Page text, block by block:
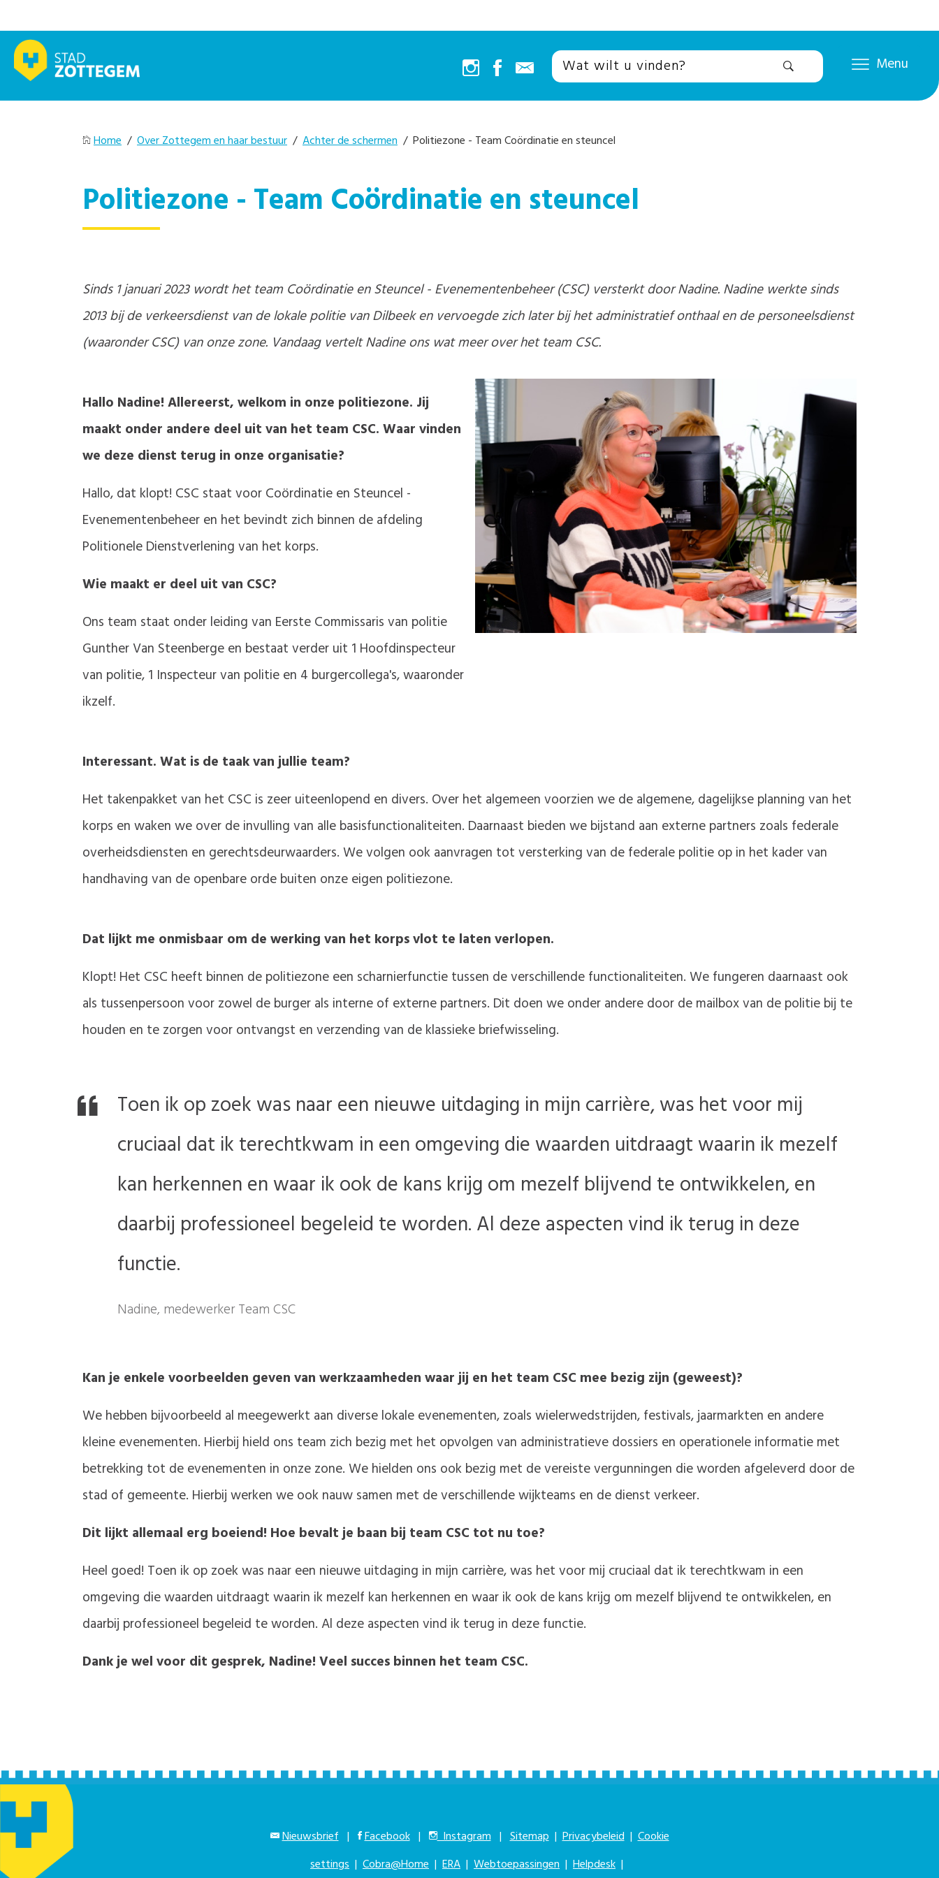
Menu
Home / Over Zottegem en haar bestuur / Achter de schermen / Politiezone - Team Coördinatie en steuncel
Politiezone - Team Coördinatie en steuncel
Sinds 1 januari 2023 wordt het team Coördinatie en Steuncel - Evenementenbeheer (CSC) versterkt door Nadine. Nadine werkte sinds
2013 bij de verkeersdienst van de lokale politie van Dilbeek en vervoegde zich later bij het administratief onthaal en de personeelsdienst
(waaronder CSC) van onze zone. Vandaag vertelt Nadine ons wat meer over het team CSC.
Hallo Nadine! Allereerst, welkom in onze politiezone. Jij
maakt onder andere deel uit van het team CSC. Waar vinden
we deze dienst terug in onze organisatie?
Hallo, dat klopt! CSC staat voor Coördinatie en Steuncel -
Evenementenbeheer en het bevindt zich binnen de afdeling
Politionele Dienstverlening van het korps.
Wie maakt er deel uit van CSC?
Ons team staat onder leiding van Eerste Commissaris van politie
Gunther Van Steenberge en bestaat verder uit 1 Hoofdinspecteur
van politie, 1 Inspecteur van politie en 4 burgercollega's, waaronder
ikzelf.
Interessant. Wat is de taak van jullie team?
Het takenpakket van het CSC is zeer uiteenlopend en divers. Over het algemeen voorzien we de algemene, dagelijkse planning van het
korps en waken we over de invulling van alle basisfunctionaliteiten. Daarnaast bieden we bijstand aan externe partners zoals federale
overheidsdiensten en gerechtsdeurwaarders. We volgen ook aanvragen tot versterking van de federale politie op in het kader van
handhaving van de openbare orde buiten onze eigen politiezone.
Dat lijkt me onmisbaar om de werking van het korps vlot te laten verlopen.
Klopt! Het CSC heeft binnen de politiezone een scharnierfunctie tussen de verschillende functionaliteiten. We fungeren daarnaast ook
als tussenpersoon voor zowel de burger als interne of externe partners. Dit doen we onder andere door de mailbox van de politie bij te
houden en te zorgen voor ontvangst en verzending van de klassieke briefwisseling.
Toen ik op zoek was naar een nieuwe uitdaging in mijn carrière, was het voor mij
cruciaal dat ik terechtkwam in een omgeving die waarden uitdraagt waarin ik mezelf
kan herkennen en waar ik ook de kans krijg om mezelf blijvend te ontwikkelen, en
daarbij professioneel begeleid te worden. Al deze aspecten vind ik terug in deze
functie.
Nadine, medewerker Team CSC
Kan je enkele voorbeelden geven van werkzaamheden waar jij en het team CSC mee bezig zijn (geweest)?
We hebben bijvoorbeeld al meegewerkt aan diverse lokale evenementen, zoals wielerwedstrijden, festivals, jaarmarkten en andere
kleine evenementen. Hierbij hield ons team zich bezig met het opvolgen van administratieve dossiers en operationele informatie met
betrekking tot de evenementen in onze zone. We hielden ons ook bezig met de vereiste vergunningen die worden afgeleverd door de
stad of gemeente. Hierbij werken we ook nauw samen met de verschillende wijkteams en de dienst verkeer.
Dit lijkt allemaal erg boeiend! Hoe bevalt je baan bij team CSC tot nu toe?
Heel goed! Toen ik op zoek was naar een nieuwe uitdaging in mijn carrière, was het voor mij cruciaal dat ik terechtkwam in een
omgeving die waarden uitdraagt waarin ik mezelf kan herkennen en waar ik ook de kans krijg om mezelf blijvend te ontwikkelen, en
daarbij professioneel begeleid te worden. Al deze aspecten vind ik terug in deze functie.
Dank je wel voor dit gesprek, Nadine! Veel succes binnen het team CSC.
Nieuwsbrief | Facebook | Instagram | Sitemap |Privacybeleid |Cookie
settings | Cobra@Home | ERA | Webtoepassingen | Helpdesk |